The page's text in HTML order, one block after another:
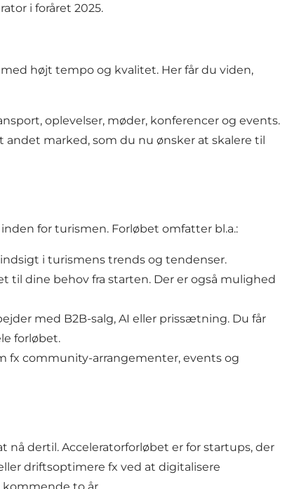
i foråret 2025.
højt tempo og kvalitet. Her får du viden,
oplevelser, møder, konferencer og events.
andet marked, som du nu ønsker at skalere til
for turismen. Forløbet omfatter bl.a.:
i turismens trends og tendenser.
til dine behov fra starten. Der er også mulighed
med B2B-salg, AI eller prissætning. Du får
forløbet.
community-arrangementer, events og
dertil. Acceleratorforløbet er for startups, der
driftsoptimere fx ved at digitalisere
to år.